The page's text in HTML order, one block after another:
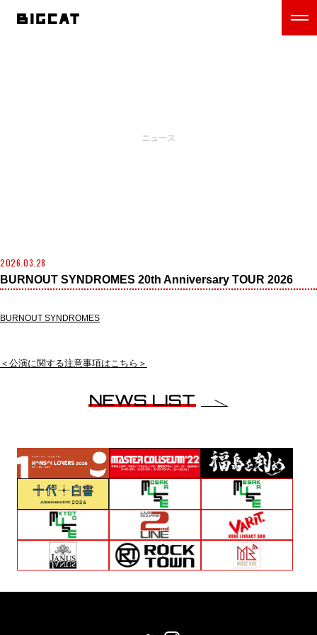
ニュース
2026.03.28
BURNOUT SYNDROMES 20th Anniversary TOUR 2026
BURNOUT SYNDROMES
＜公演に関する注意事項はこちら＞
NEWS LIST